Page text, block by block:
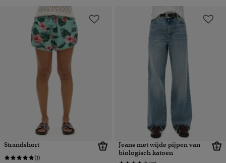
Strandshort
(1)
Jeans met wijde pijpen van
biologisch katoen